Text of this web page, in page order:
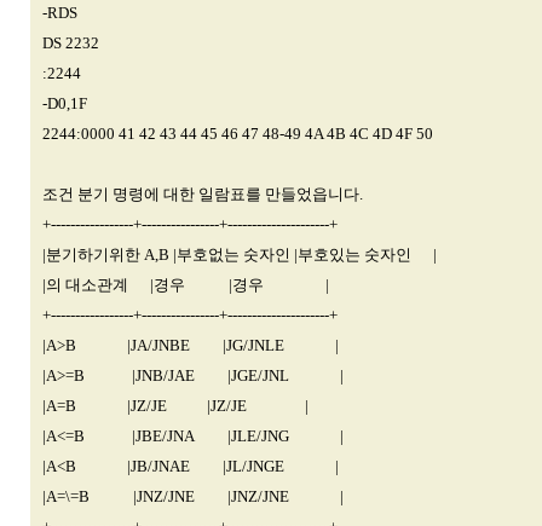
-RDS
DS 2232
:2244
-D0,1F
2244:0000 41 42 43 44 45 46 47 48-49 4A 4B 4C 4D 4F 50
조건 분기 명령에 대한 일람표를 만들었읍니다.
+-----------------+----------------+---------------------+
|분기하기위한 A,B |부호없는 숫자인 |부호있는 숫자인 |
|의 대소관계 |경우 |경우 |
+-----------------+----------------+---------------------+
|A>B |JA/JNBE |JG/JNLE |
|A>=B |JNB/JAE |JGE/JNL |
|A=B |JZ/JE |JZ/JE |
|A<=B |JBE/JNA |JLE/JNG |
|A<B |JB/JNAE |JL/JNGE |
|A=\=B |JNZ/JNE |JNZ/JNE |